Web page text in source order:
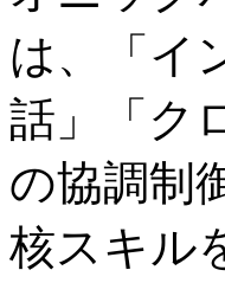
は、「イ
話」「ク
の協調制
核スキル